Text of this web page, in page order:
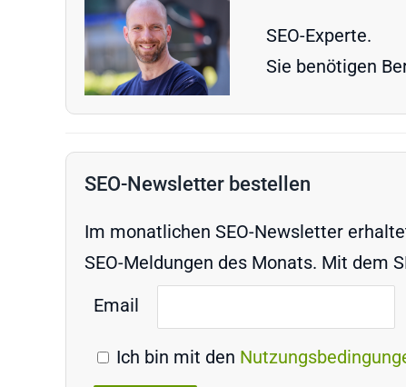
SEO-Experte.
Sie benötigen
SEO-Newsletter bestellen
Im monatlichen SEO-Newsletter
SEO-Meldungen des Monats. Mit dem
Email
Ich bin mit den